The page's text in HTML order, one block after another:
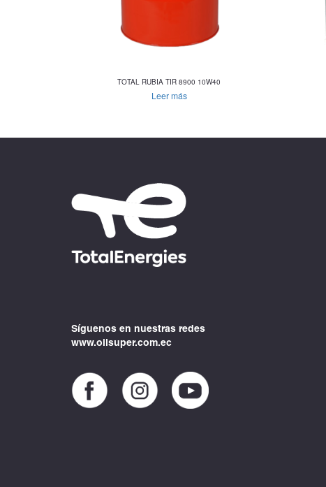
TOTAL RUBIA TIR 8900 10W40
Leer más
Síguenos en nuestras redes
www.oilsuper.com.ec